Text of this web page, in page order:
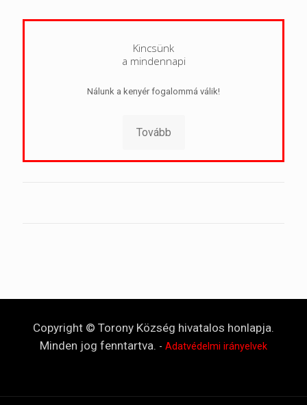
Kincsünk
a mindennapi
Nálunk a kenyér fogalommá válik!
Tovább
Copyright © Torony Község hivatalos honlapja.
Minden jog fenntartva. - Adatvédelmi irányelvek